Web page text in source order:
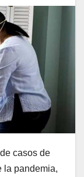
casos de
la pandemia,